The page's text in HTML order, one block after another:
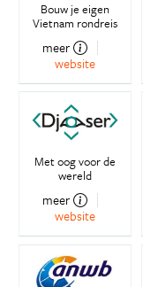
Bouw je eigen
Vietnam rondreis
meer
website
Met oog voor de
wereld
meer
website